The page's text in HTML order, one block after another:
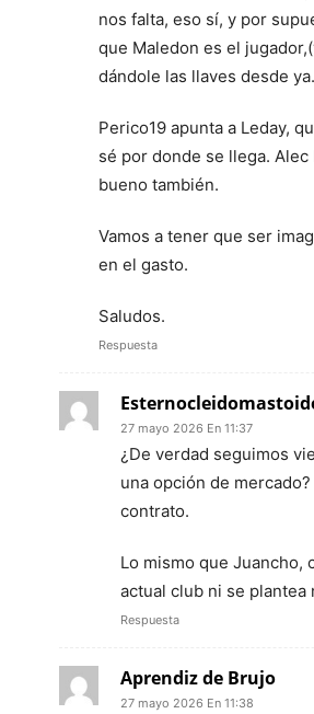
nos falta, eso sí, y por
que Maledon es el
dándole las llaves desde ya.
Perico19 apunta a Leday,
sé por donde se llega.
bueno también.
Vamos a tener que ser
en el gasto.
Saludos.
Respuesta
27 mayo 2026 En 11:37
¿De verdad seguimos
una opción de
contrato.
Lo mismo que Juancho,
actual club ni se plantea
Respuesta
Aprendiz de Brujo
27 mayo 2026 En 11:38